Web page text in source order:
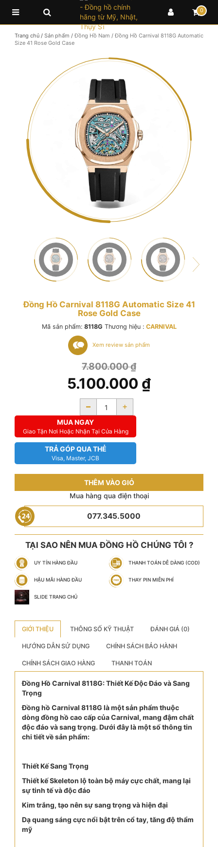
0
Trang chủ / Sản phẩm / Đồng Hồ Nam / Đồng Hồ Carnival 8118G Automatic
Size 41 Rose Gold Case
Đồng Hồ Carnival 8118G Automatic Size 41
Rose Gold Case
Mã sản phẩm: 8118G Thương hiệu : CARNIVAL
Xem review sản phẩm
7.800.000₫
5.100.000 ₫
- +
MUA NGAY
Giao Tận Nơi Hoặc Nhận Tại Cửa Hàng
TRẢ GÓP QUA THẺ
Visa, Master, JCB
THÊM VÀO GIỎ
Mua hàng qua điện thoại
077.345.5000
TẠI SAO NÊN MUA ĐỒNG HỒ CHÚNG TÔI ?
UY TÍN HÀNG ĐẦU THANH TOÁN DỄ DÀNG (COD)
HẬU MÃI HÀNG ĐẦU THAY PIN MIỄN PHÍ
SLIDE TRANG CHỦ
GIỚI THIỆU THÔNG SỐ KỸ THUẬT ĐÁNH GIÁ (0)
HƯỚNG DẪN SỬ DỤNG CHÍNH SÁCH BẢO HÀNH
CHÍNH SÁCH GIAO HÀNG THANH TOÁN
Đồng Hồ Carnival 8118G: Thiết Kế Độc Đáo và Sang
Trọng
Đồng hồ Carnival 8118G là một sản phẩm thuộc
dòng đồng hồ cao cấp của Carnival, mang đậm chất
độc đáo và sang trọng. Dưới đây là một số thông tin
chi tiết về sản phẩm:
Thiết Kế Sang Trọng
Thiết kế Skeleton lộ toàn bộ máy cực chất, mang lại
sự tinh tế và độc đáo
Kim trắng, tạo nên sự sang trọng và hiện đại
Dạ quang sáng cực nổi bật trên cổ tay, tăng độ thẩm
mỹ